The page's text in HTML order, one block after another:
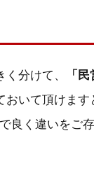
分けて、
「
いて頂けま
良く違いをご